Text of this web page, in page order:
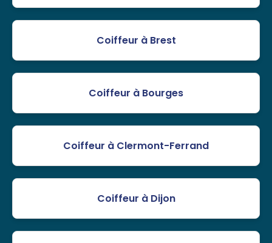
Coiffeur à Brest
Coiffeur à Bourges
Coiffeur à Clermont-Ferrand
Coiffeur à Dijon